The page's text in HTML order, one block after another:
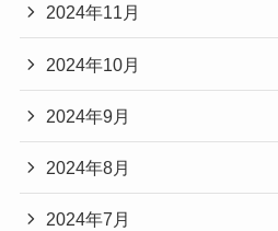
2024年11月
2024年10月
2024年9月
2024年8月
2024年7月